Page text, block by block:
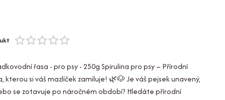
řasa - pro psy - 250g Spirulina pro psy – Přírodní
kterou si váš mazlíček zamiluje! 🌿🐶 Je váš pejsek unavený,
se zotavuje po náročném období? Hledáte přírodní